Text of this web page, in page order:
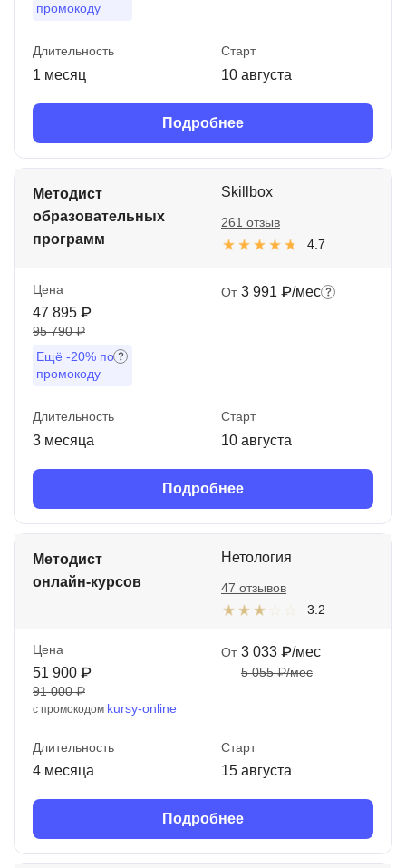
промокоду
Длительность
1 месяц
Старт
10 августа
Подробнее
Методист
образовательных
программ
Skillbox
4.7
261 отзыв
Цена
47 895 ₽
95 790 ₽
Ещё -20% по
промокоду
От 3 991 ₽/мес
Длительность
3 месяца
Старт
10 августа
Подробнее
Методист
онлайн‑курсов
Нетология
3.2
47 отзывов
Цена
51 900 ₽
91 000 ₽
с промокодом kursy-online
От 3 033 ₽/мес
5 055 ₽/мес
Длительность
4 месяца
Старт
15 августа
Подробнее